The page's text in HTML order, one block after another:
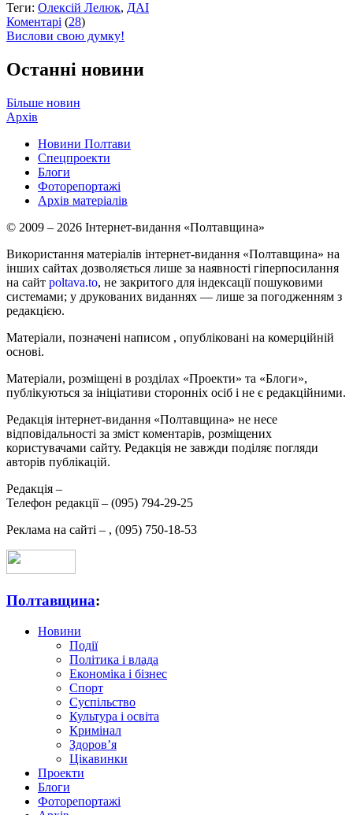
Теги: Олексій Лелюк, ДАІ
Коментарі (28)
Вислови свою думку!
Останні новини
Більше новин
Архів
Новини Полтави
Спецпроекти
Блоги
Фоторепортажі
Архів матеріалів
© 2009 – 2026 Інтернет-видання «Полтавщина»
Використання матеріалів інтернет-видання «Полтавщина» на
інших сайтах дозволяється лише за наявності гіперпосилання
на сайт poltava.to, не закритого для індексації пошуковими
системами; у друкованих виданнях — лише за погодженням з
редакцією.
Матеріали, позначені написом , опубліковані на комерційній
основі.
Матеріали, розміщені в розділах «Проекти» та «Блоги»,
публікуються за ініціативи сторонніх осіб і не є редакційними.
Редакція інтернет-видання «Полтавщина» не несе
відповідальності за зміст коментарів, розміщених
користувачами сайту. Редакція не завжди поділяє погляди
авторів публікацій.
Редакція –
Телефон редакції – (095) 794-29-25
Реклама на сайті – , (095) 750-18-53
Полтавщина:
Новини
Події
Політика і влада
Економіка і бізнес
Спорт
Суспільство
Культура і освіта
Кримінал
Здоров’я
Цікавинки
Проекти
Блоги
Фоторепортажі